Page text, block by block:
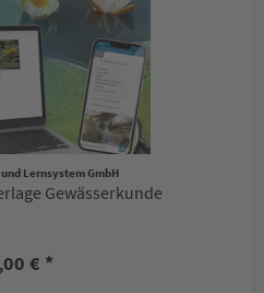
Lernsystem GmbH
Gewässerkunde
€ *